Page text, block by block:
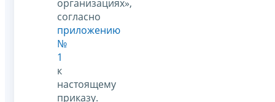
организациях»,
согласно
приложению
№
1
к
настоящему
приказу.